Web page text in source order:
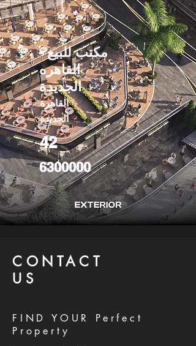
مكتب للبيع -
القاهره
الجديدة
القاهرة
الجديدة
42
6300000
CONTACT
US
FIND YOUR Perfect
Property